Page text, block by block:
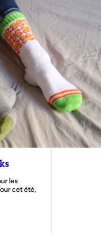
les
cet été,